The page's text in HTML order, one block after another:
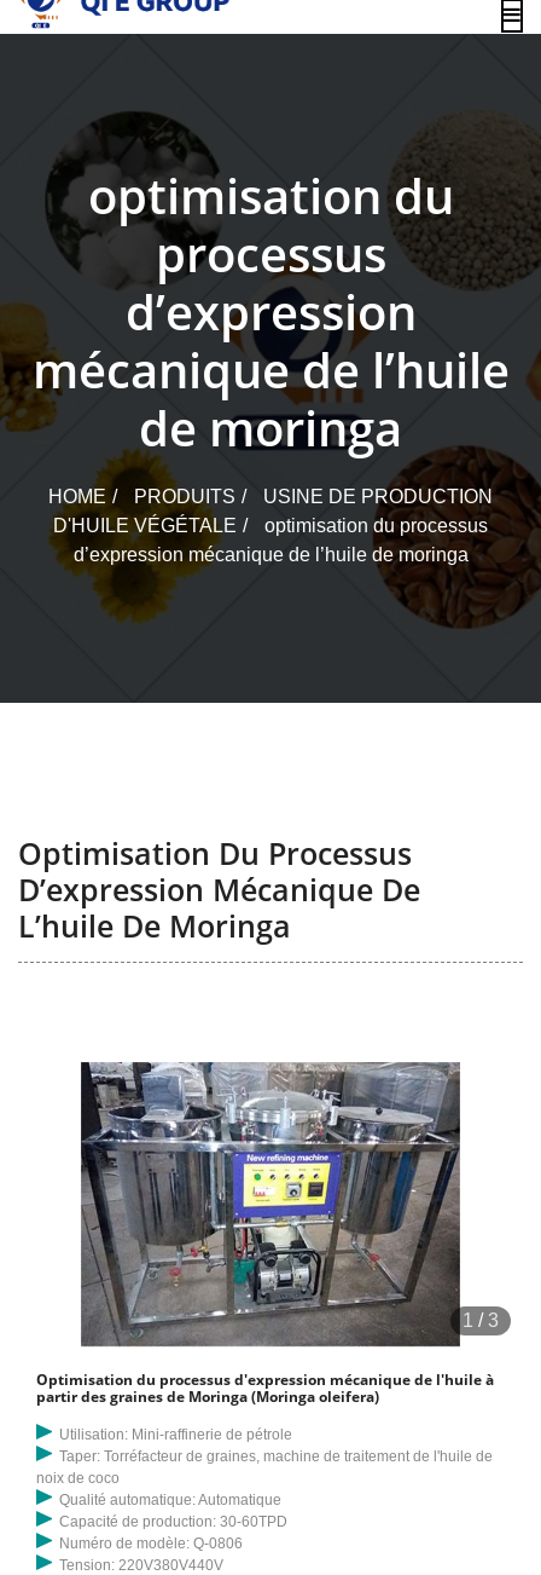
content
optimisation du
processus
d’expression
mécanique de l’huile
de moringa
HOME PRODUITS
USINE DE PRODUCTION
D'HUILE VÉGÉTALE
optimisation du processus
d’expression mécanique de l’huile de moringa
Optimisation Du Processus
D’expression Mécanique De
L’huile De Moringa
1 /3
Optimisation du processus d'expression mécanique de l'huile à
partir des graines de Moringa (Moringa oleifera)
Utilisation: Mini-raffinerie de pétrole
Taper: Torréfacteur de graines, machine de traitement de l'huile de
noix de coco
Qualité automatique: Automatique
Capacité de production: 30-60TPD
Numéro de modèle: Q-0806
Tension: 220V380V440V